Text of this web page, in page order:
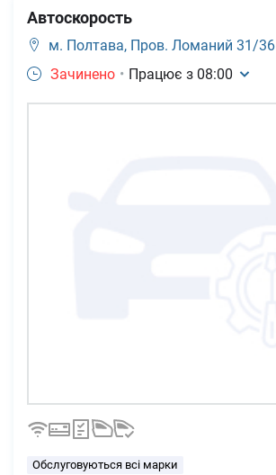
Автоскорость
м. Полтава, Пров. Ломаний 31/36
Зачинено • Працює з 08:00
Обслуговуються всі марки